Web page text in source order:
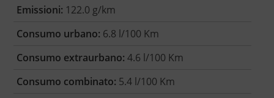
Emissioni: 122.0 g/km
Consumo urbano: 6.8 l/100 Km
Consumo extraurbano: 4.6 l/100 Km
Consumo combinato: 5.4 l/100 Km